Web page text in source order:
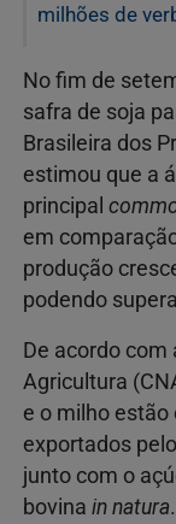
milhões de
No fim de
safra de soja
Brasileira dos
estimou que a
principal
em
produção
podendo
De acordo com
Agricultura
e o milho
exportados
junto com o
bovina in natura